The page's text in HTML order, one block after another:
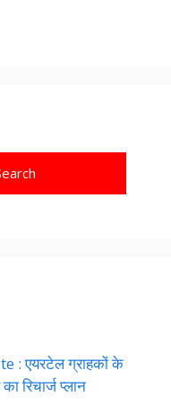
: एयरटेल ग्राहकों के
रिचार्ज प्लान